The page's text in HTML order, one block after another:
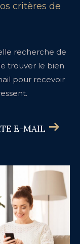
critères de
recherche de
trouver le bien
pour recevoir
E-MAIL